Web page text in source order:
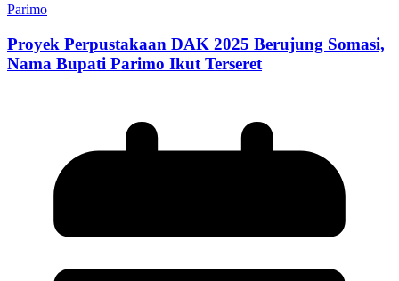
Parimo
Proyek Perpustakaan DAK 2025 Berujung Somasi,
Nama Bupati Parimo Ikut Terseret